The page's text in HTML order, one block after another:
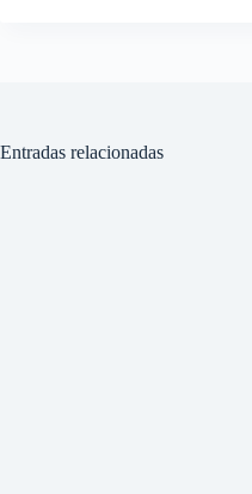
Entradas relacionadas